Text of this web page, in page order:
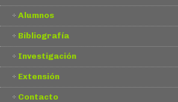
Alumnos
Bibliografía
Investigación
Extensión
Contacto